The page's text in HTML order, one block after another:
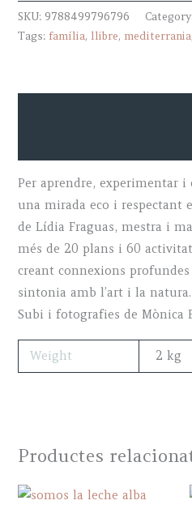
família
quantity
SKU: 9788499796796
Tags: família, llibre, mediterrania
Per aprendre, experimentar i
una mirada eco i respectant
de Lídia Fraguas, mestra i
més de 20 plans i 60
creant connexions
sintonia amb l’art i la
Subi i fotografies de Mònica
Weight 2 kg
Productes